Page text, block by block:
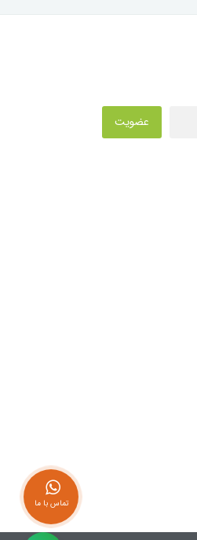
عضویت
تماس با ما